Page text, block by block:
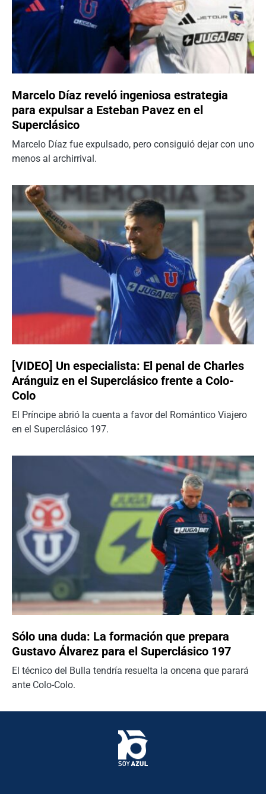
Marcelo Díaz reveló ingeniosa estrategia
para expulsar a Esteban Pavez en el
Superclásico
Marcelo Díaz fue expulsado, pero consiguió dejar con uno
menos al archirrival.
[VIDEO] Un especialista: El penal de Charles
Aránguiz en el Superclásico frente a Colo-
Colo
El Príncipe abrió la cuenta a favor del Romántico Viajero
en el Superclásico 197.
Sólo una duda: La formación que prepara
Gustavo Álvarez para el Superclásico 197
El técnico del Bulla tendría resuelta la oncena que parará
ante Colo-Colo.